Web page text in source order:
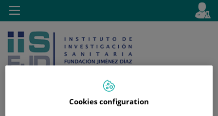
Saltar al contenido
activo
es
Toggle
navigation
Cookies configuration